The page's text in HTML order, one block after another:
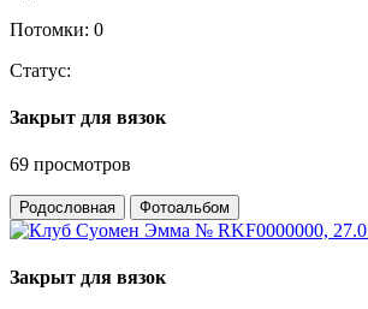
Потомки: 0
Статус:
Закрыт для вязок
69 просмотров
Родословная Фотоальбом
Закрыт для вязок